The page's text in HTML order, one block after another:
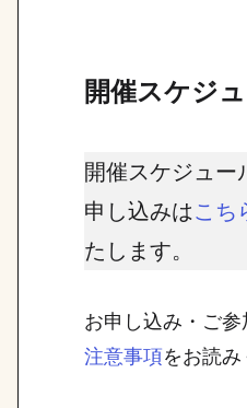
開催スケジ
開催スケジュー
申し込みはこち
たします。
お申し込み・ご参
注意事項をお読み